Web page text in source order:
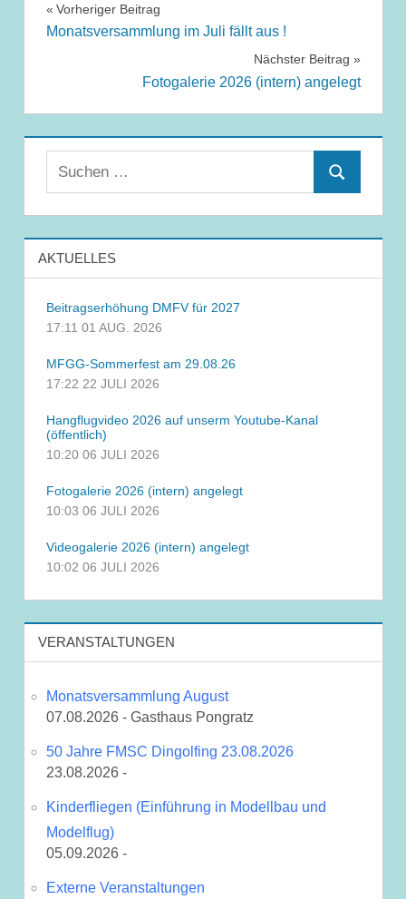
Beitragsnavigation
Vorheriger Beitrag
Monatsversammlung im Juli fällt aus !
Nächster Beitrag
Fotogalerie 2026 (intern) angelegt
Suchen
AKTUELLES
Beitragserhöhung DMFV für 2027
17:11 01 AUG. 2026
MFGG-Sommerfest am 29.08.26
17:22 22 JULI 2026
Hangflugvideo 2026 auf unserm Youtube-Kanal
(öffentlich)
10:20 06 JULI 2026
Fotogalerie 2026 (intern) angelegt
10:03 06 JULI 2026
Videogalerie 2026 (intern) angelegt
10:02 06 JULI 2026
VERANSTALTUNGEN
Monatsversammlung August
07.08.2026 - Gasthaus Pongratz
50 Jahre FMSC Dingolfing 23.08.2026
23.08.2026 -
Kinderfliegen (Einführung in Modellbau und
Modelflug)
05.09.2026 -
Externe Veranstaltungen